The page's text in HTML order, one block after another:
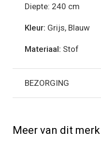
Diepte: 240 cm
Kleur: Grijs, Blauw
Materiaal: Stof
BEZORGING
Meer van dit merk